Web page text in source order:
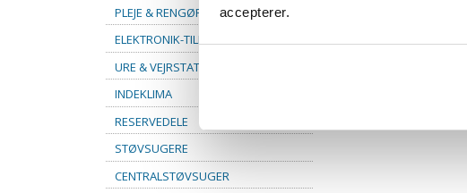
accepterer.
PLEJE & RENGØRING
ELEKTRONIK-TILBEHØR
URE & VEJRSTATIONER
INDEKLIMA
RESERVEDELE
STØVSUGERE
CENTRALSTØVSUGER